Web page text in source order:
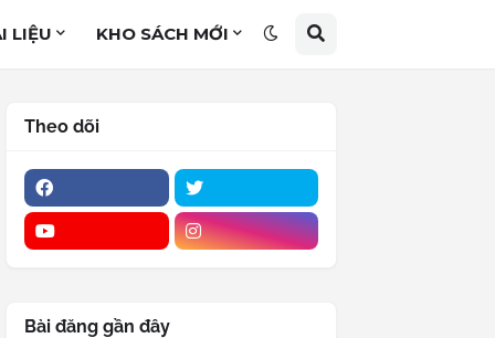
LIỆU KHO SÁCH MỚI
Theo dõi
Bài đăng gần đây